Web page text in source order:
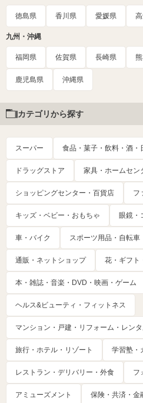
徳島県 香川県 愛媛県
九州・沖縄
福岡県 佐賀県 長崎県
鹿児島県 沖縄県
カテゴリから探す
スーパー 食品・菓子・飲料・酒・
ドラッグストア 家具・ホームセン
ショッピングセンター・百貨店 フ
キッズ・ベビー・おもちゃ 眼鏡・
車・バイク スポーツ用品・自転車
通販・ネットショップ 花・ギフト
本・雑誌・音楽・DVD・映画・ゲーム
ヘルス&ビューティ・フィットネス
マンション・戸建・リフォーム・レン
旅行・ホテル・リゾート 学習塾・
レストラン・デリバリー・外食 フ
アミューズメント 保険・共済・金